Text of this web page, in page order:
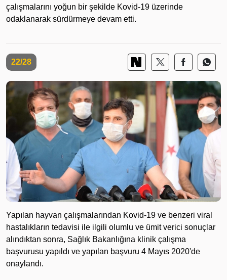
çalışmalarını yoğun bir şekilde Kovid-19 üzerinde
odaklanarak sürdürmeye devam etti.
22/28
Yapılan hayvan çalışmalarından Kovid-19 ve benzeri viral
hastalıkların tedavisi ile ilgili olumlu ve ümit verici sonuçlar
alındıktan sonra, Sağlık Bakanlığına klinik çalışma
başvurusu yapıldı ve yapılan başvuru 4 Mayıs 2020'de
onaylandı.